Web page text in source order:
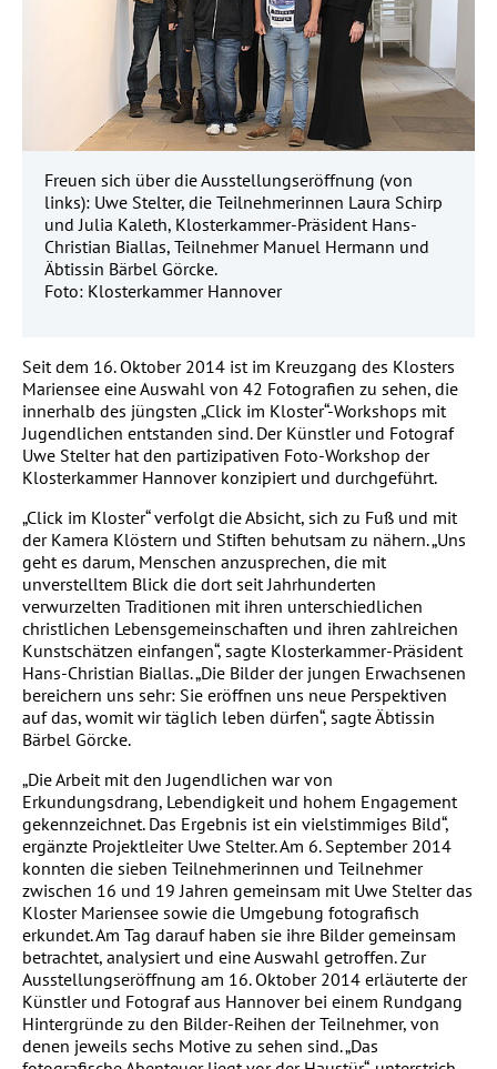
Freuen sich über die Ausstellungseröffnung (von
links): Uwe Stelter, die Teilnehmerinnen Laura Schirp
und Julia Kaleth, Klosterkammer-Präsident Hans-
Christian Biallas, Teilnehmer Manuel Hermann und
Äbtissin Bärbel Görcke.
Foto: Klosterkammer Hannover
Seit dem 16. Oktober 2014 ist im Kreuzgang des Klosters
Mariensee eine Auswahl von 42 Fotografien zu sehen, die
innerhalb des jüngsten „Click im Kloster“-Workshops mit
Jugendlichen entstanden sind. Der Künstler und Fotograf
Uwe Stelter hat den partizipativen Foto-Workshop der
Klosterkammer Hannover konzipiert und durchgeführt.
„Click im Kloster“ verfolgt die Absicht, sich zu Fuß und mit
der Kamera Klöstern und Stiften behutsam zu nähern. „Uns
geht es darum, Menschen anzusprechen, die mit
unverstelltem Blick die dort seit Jahrhunderten
verwurzelten Traditionen mit ihren unterschiedlichen
christlichen Lebensgemeinschaften und ihren zahlreichen
Kunstschätzen einfangen“, sagte Klosterkammer-Präsident
Hans-Christian Biallas. „Die Bilder der jungen Erwachsenen
bereichern uns sehr: Sie eröffnen uns neue Perspektiven
auf das, womit wir täglich leben dürfen“, sagte Äbtissin
Bärbel Görcke.
„Die Arbeit mit den Jugendlichen war von
Erkundungsdrang, Lebendigkeit und hohem Engagement
gekennzeichnet. Das Ergebnis ist ein vielstimmiges Bild“,
ergänzte Projektleiter Uwe Stelter. Am 6. September 2014
konnten die sieben Teilnehmerinnen und Teilnehmer
zwischen 16 und 19 Jahren gemeinsam mit Uwe Stelter das
Kloster Mariensee sowie die Umgebung fotografisch
erkundet. Am Tag darauf haben sie ihre Bilder gemeinsam
betrachtet, analysiert und eine Auswahl getroffen. Zur
Ausstellungseröffnung am 16. Oktober 2014 erläuterte der
Künstler und Fotograf aus Hannover bei einem Rundgang
Hintergründe zu den Bilder-Reihen der Teilnehmer, von
denen jeweils sechs Motive zu sehen sind. „Das